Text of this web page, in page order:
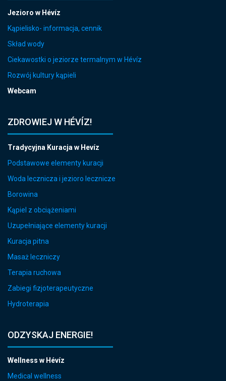
Jezioro w Hévíz
Kąpielisko- informacja, cennik
Skład wody
Ciekawostki o jeziorze termalnym w Hévíz
Rozwój kultury kąpieli
Webcam
ZDROWIEJ W HÉVÍZ!
Tradycyjna Kuracja w Hevíz
Podstawowe elementy kuracji
Woda lecznicza i jezioro lecznicze
Borowina
Kąpiel z obciążeniami
Uzupełniające elementy kuracji
Kuracja pitna
Masaż leczniczy
Terapia ruchowa
Zabiegi fizjoterapeutyczne
Hydroterapia
ODZYSKAJ ENERGIE!
Wellness w Hévíz
Medical wellness